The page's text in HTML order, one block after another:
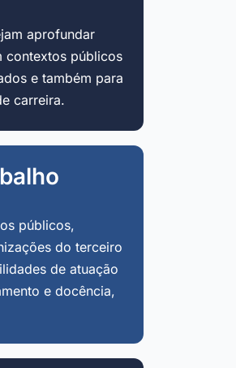
aprofundar
contextos públicos
e também para
carreira.
públicos,
do terceiro
de atuação
e docência,